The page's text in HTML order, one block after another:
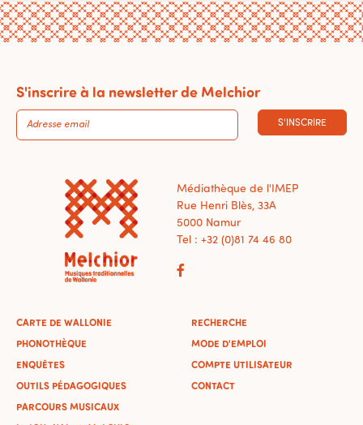
S'inscrire à la newsletter de Melchior
S'INSCRIRE
Médiathèque de l'IMEP
Rue Henri Blès, 33A
5000 Namur
Tel : +32 (0)81 74 46 80
CARTE DE WALLONIE
PHONOTHÈQUE
ENQUÊTES
OUTILS PÉDAGOGIQUES
PARCOURS MUSICAUX
RECHERCHE
MODE D'EMPLOI
COMPTE UTILISATEUR
CONTACT